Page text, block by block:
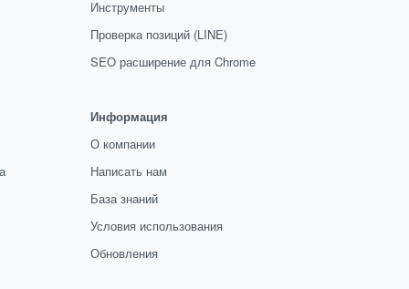
Инструменты
Проверка позиций (LINE)
SEO расширение для Chrome
Информация
О компании
Написать нам
База знаний
Условия использования
Обновления